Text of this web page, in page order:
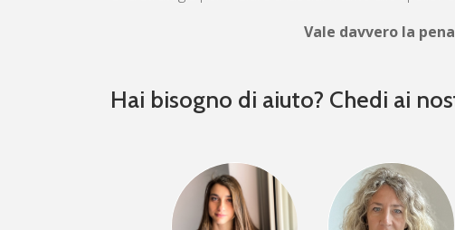
Vale davvero la
Hai bisogno di aiuto? Chedi ai